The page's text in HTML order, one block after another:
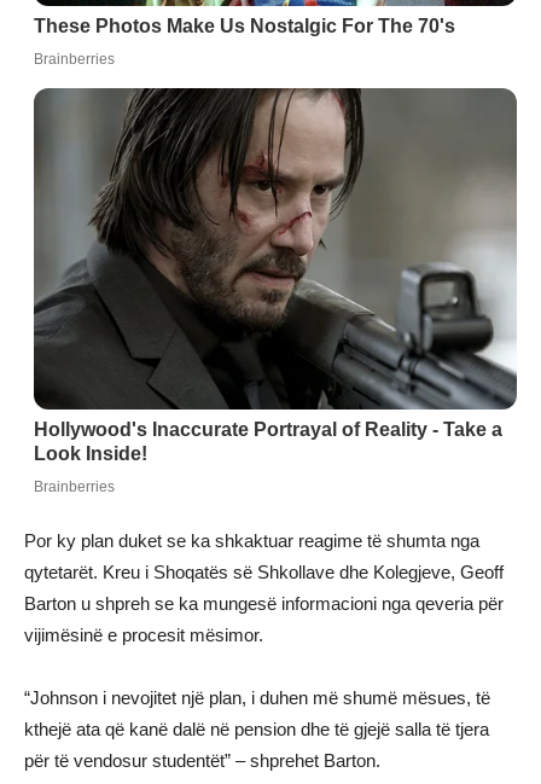
Por ky plan duket se ka shkaktuar reagime të shumta nga
qytetarët. Kreu i Shoqatës së Shkollave dhe Kolegjeve, Geoff
Barton u shpreh se ka mungesë informacioni nga qeveria për
vijimësinë e procesit mësimor.
“Johnson i nevojitet një plan, i duhen më shumë mësues, të
kthejë ata që kanë dalë në pension dhe të gjejë salla të tjera
për të vendosur studentët” – shprehet Barton.